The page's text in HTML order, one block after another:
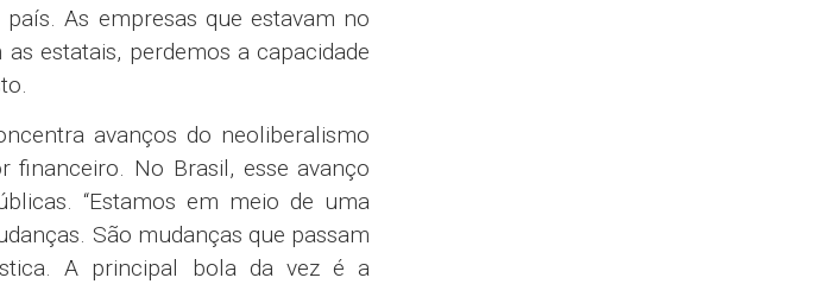
As empresas que estavam no
estatais, perdemos a capacidade
avanços do neoliberalismo
financeiro. No Brasil, esse avanço
“Estamos em meio de uma
São mudanças que passam
A principal bola da vez é a